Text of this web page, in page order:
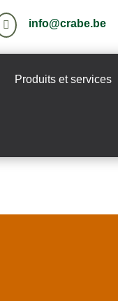
 info@crabe.be
Produits et services